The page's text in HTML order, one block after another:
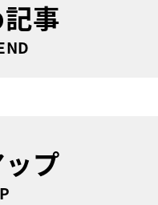
事
プ